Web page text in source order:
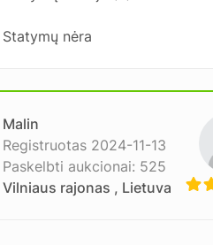
Statymų nėra
Malin
Registruotas 2024-11-13
Paskelbti aukcionai: 525
Vilniaus rajonas , Lietuva